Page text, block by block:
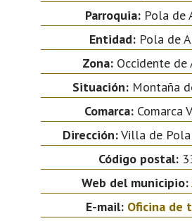
Parroquia:Pola de
Entidad: Pola de
Zona:Occidente de
Situación:Montaña
Comarca:Comarca
Dirección:Villa de
Código postal:
Web del municipio:
E-mail: Oficina de